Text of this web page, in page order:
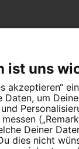
Dich 4,5
ist uns
akzeptieren“
um
Deiner
dies nicht